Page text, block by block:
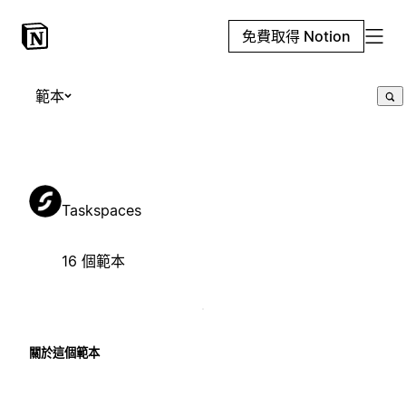
免費取得 Notion
範本
Taskspaces
16 個範本
關於這個範本